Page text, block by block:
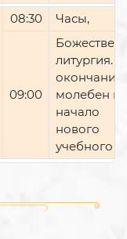
08:30 Часы,
09:00
литургия.
окончании
молебен
начало
нового
учебного